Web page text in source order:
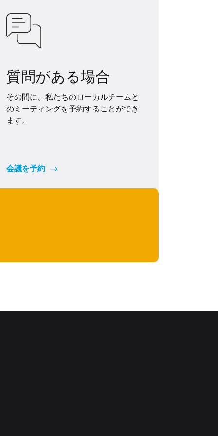
質問がある場合
その間に、私たちのローカルチームと
のミーティングを予約することができ
ます。
会議を予約